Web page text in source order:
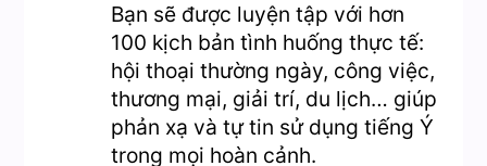
Bạn sẽ được luyện tập với hơn
100 kịch bản tình huống thực tế:
hội thoại thường ngày, công việc,
thương mại, giải trí, du lịch… giúp
phản xạ và tự tin sử dụng tiếng Ý
trong mọi hoàn cảnh.